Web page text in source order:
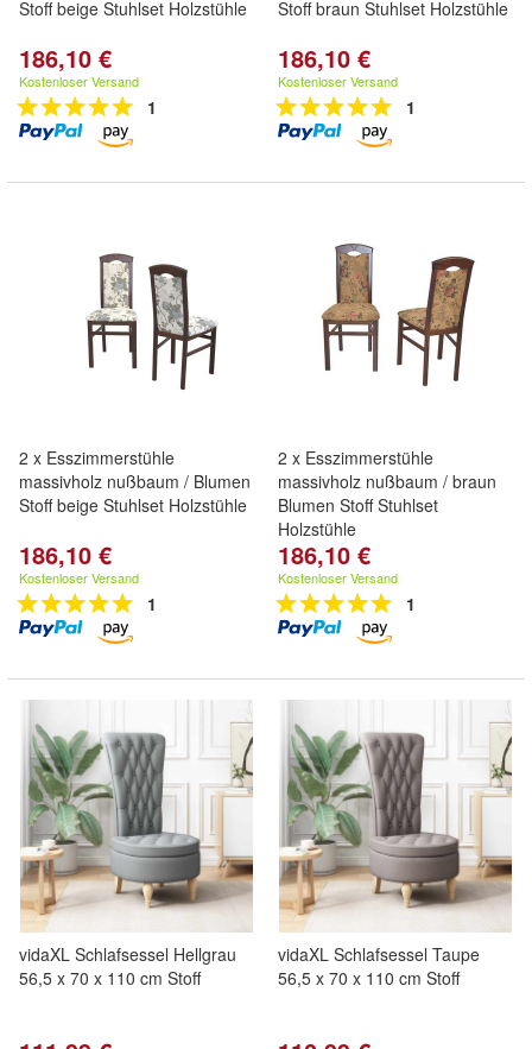
Stoff beige Stuhlset Holzstühle
186,10 €
Kostenloser Versand
1
Stoff braun Stuhlset Holzstühle
186,10 €
Kostenloser Versand
1
2 x Esszimmerstühle
massivholz nußbaum / Blumen
Stoff beige Stuhlset Holzstühle
186,10 €
Kostenloser Versand
1
2 x Esszimmerstühle
massivholz nußbaum / braun
Blumen Stoff Stuhlset
Holzstühle
186,10 €
Kostenloser Versand
1
vidaXL Schlafsessel Hellgrau
56,5 x 70 x 110 cm Stoff
vidaXL Schlafsessel Taupe
56,5 x 70 x 110 cm Stoff